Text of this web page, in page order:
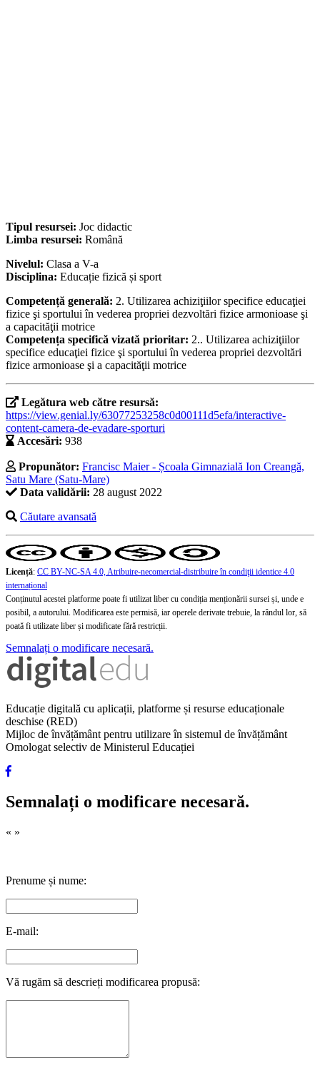
Tipul resursei: Joc didactic
Limba resursei: Română
Nivelul: Clasa a V-a
Disciplina: Educație fizică și sport
Competență generală: 2. Utilizarea achiziţiilor specifice educaţiei
fizice şi sportului în vederea propriei dezvoltări fizice armonioase şi
a capacităţii motrice
Competența specifică vizată prioritar: 2.. Utilizarea achiziţiilor
specifice educaţiei fizice şi sportului în vederea propriei dezvoltări
fizice armonioase şi a capacităţii motrice
Legătura web către resursă:
https://view.genial.ly/63077253258c0d00111d5efa/interactive-
content-camera-de-evadare-sporturi
Accesări: 938
Propunător: Francisc Maier - Școala Gimnazială Ion Creangă,
Satu Mare (Satu-Mare)
Data validării: 28 august 2022
Căutare avansată
Licență: CC BY-NC-SA 4.0, Atribuire-necomercial-distribuire în condiţii identice 4.0
internațional
Conținutul acestei platforme poate fi utilizat liber cu condiția menționării sursei și, unde e
posibil, a autorului. Modificarea este permisă, iar operele derivate trebuie, la rândul lor, să
poată fi utilizate liber și modificate fără restricții.
Semnalați o modificare necesară.
Educație digitală cu aplicații, platforme și resurse educaționale
deschise (RED)
Mijloc de învățământ pentru utilizare în sistemul de învățământ
Omologat selectiv de Ministerul Educației
Semnalați o modificare necesară.
« »
Prenume și nume:
E-mail:
Vă rugăm să descrieți modificarea propusă: